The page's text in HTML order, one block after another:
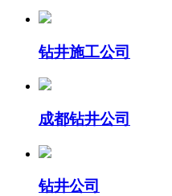
钻井施工公司
成都钻井公司
钻井公司